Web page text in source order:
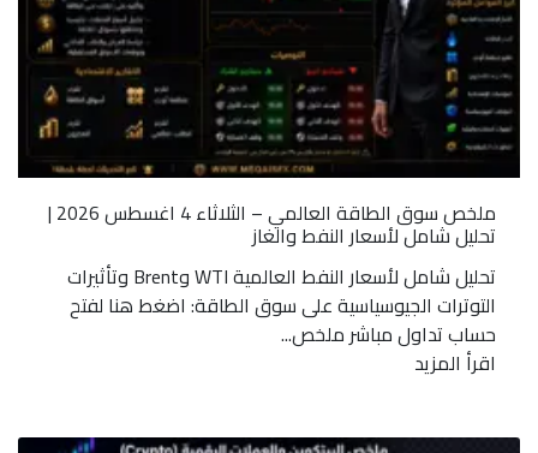
ملخص سوق الطاقة العالمي – الثلاثاء 4 اغسطس 2026 |
تحليل شامل لأسعار النفط والغاز
تحليل شامل لأسعار النفط العالمية WTI وBrent وتأثيرات
التوترات الجيوسياسية على سوق الطاقة: اضغط هنا لفتح
حساب تداول مباشر ملخص...
اقرأ المزيد